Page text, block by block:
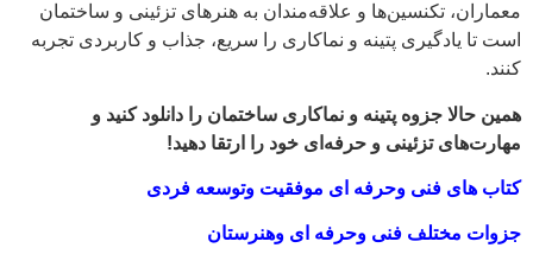
معماران، تکنسین‌ها و علاقه‌مندان به هنرهای تزئینی و ساختمان
است تا یادگیری پتینه و نماکاری را سریع، جذاب و کاربردی تجربه
کنند.
همین حالا جزوه پتینه و نماکاری ساختمان را دانلود کنید و
مهارت‌های تزئینی و حرفه‌ای خود را ارتقا دهید!
کتاب های فنی وحرفه ای موفقیت وتوسعه فردی
جزوات مختلف فنی وحرفه ای وهنرستان